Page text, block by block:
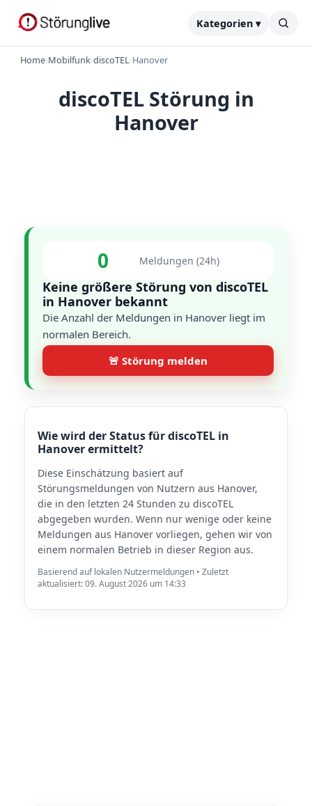
Kategorien ▾
Home›Mobilfunk›discoTEL›Hanover
discoTEL Störung in
Hanover
0 Meldungen (24h)
Keine größere Störung von discoTEL
in Hanover bekannt
Die Anzahl der Meldungen in Hanover liegt im
normalen Bereich.
🚨 Störung melden
Wie wird der Status für discoTEL in
Hanover ermittelt?
Diese Einschätzung basiert auf
Störungsmeldungen von Nutzern aus Hanover,
die in den letzten 24 Stunden zu discoTEL
abgegeben wurden. Wenn nur wenige oder keine
Meldungen aus Hanover vorliegen, gehen wir von
einem normalen Betrieb in dieser Region aus.
Basierend auf lokalen Nutzermeldungen • Zuletzt
aktualisiert: 09. August 2026 um 14:33